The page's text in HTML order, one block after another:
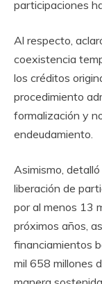
participaciones
Al respecto,
coexistencia
los créditos
procedimiento
formalización y
endeudamiento.
Asimismo,
liberación de
por al menos 13
próximos años,
financiamientos
mil 658 millones